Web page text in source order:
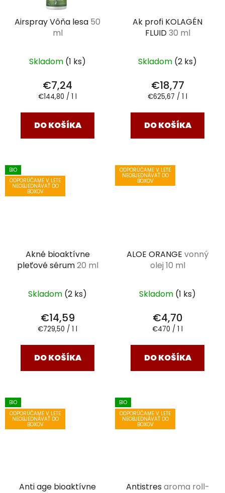
Airspray Vôňa lesa 50
ml
Skladom (1 ks)
€7,24
Jednotková
€144,80 / 1 l
DO KOŠÍKA
Ak profi KOLAGÉN
FLUID30 ml
Skladom (2 ks)
€18,77
Jednotková
€625,67 / 1 l
DO KOŠÍKA
BIO
ODPORÚČAME V LETE
NEOBJEDNÁVAŤ DO
BOXOV
Akné bioaktívne
pleťové sérum20 ml
Skladom (2 ks)
€14,59
Jednotková
€729,50 / 1 l
DO KOŠÍKA
ODPORÚČAME V LETE
NEOBJEDNÁVAŤ DO
BOXOV
ALOE ORANGE vonný
olej 10 ml
Skladom (1 ks)
€4,70
Jednotková
€470 / 1 l
DO KOŠÍKA
BIO
ODPORÚČAME V LETE
NEOBJEDNÁVAŤ DO
BOXOV
Anti age bioaktívne
BIO
ODPORÚČAME V LETE
NEOBJEDNÁVAŤ DO
BOXOV
Antistres aroma roll-